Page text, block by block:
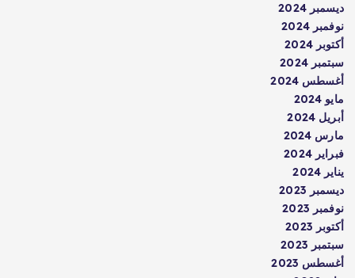
ديسمبر 2024
نوفمبر 2024
أكتوبر 2024
سبتمبر 2024
أغسطس 2024
مايو 2024
أبريل 2024
مارس 2024
فبراير 2024
يناير 2024
ديسمبر 2023
نوفمبر 2023
أكتوبر 2023
سبتمبر 2023
أغسطس 2023